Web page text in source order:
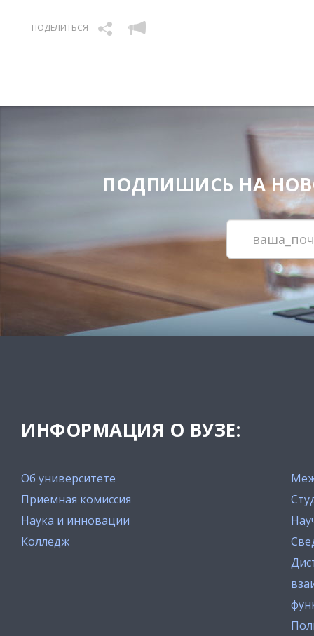
ПОДЕЛИТЬСЯ
ПОДПИШИСЬ НА
ИНФОРМАЦИЯ О ВУЗЕ:
Об университете
Приемная комиссия
Наука и инновации
Колледж